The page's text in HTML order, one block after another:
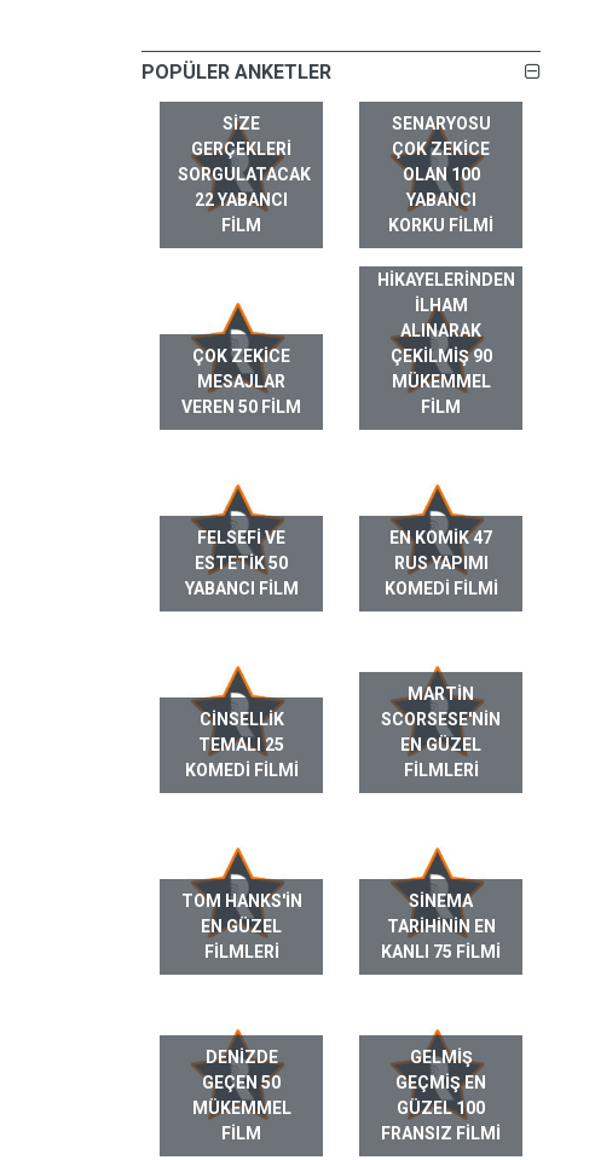
POPÜLER ANKETLER
SIZE
GERÇEKLERI
SORGULATACAK
22 YABANCI
FILM
SENARYOSU
ÇOK ZEKICE
OLAN 100
YABANCI
KORKU FILMI
ÇOK ZEKICE
MESAJLAR
VEREN 50 FILM
GERÇEK HAYAT
HIKAYELERINDEN
ILHAM
ALINARAK
ÇEKILMIŞ 90
MÜKEMMEL
FILM
FELSEFI VE
ESTETIK 50
YABANCI FILM
EN KOMIK 47
RUS YAPIMI
KOMEDI FILMI
CINSELLIK
TEMALI 25
KOMEDI FILMI
MARTIN
SCORSESE'NIN
EN GÜZEL
FILMLERI
TOM HANKS'IN
EN GÜZEL
FILMLERI
SINEMA
TARIHININ EN
KANLI 75 FILMI
DENIZDE
GEÇEN 50
MÜKEMMEL
FILM
GELMIŞ
GEÇMIŞ EN
GÜZEL 100
FRANSIZ FILMI